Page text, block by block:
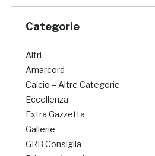
Categorie
Altri
Amarcord
Calcio – Altre Categorie
Eccellenza
Extra Gazzetta
Gallerie
GRB Consiglia